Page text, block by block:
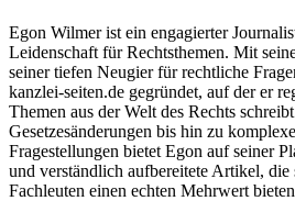
Egon Wilmer ist ein engagierter
Leidenschaft für Rechtsthemen. Mit
seiner tiefen Neugier für rechtliche
kanzlei-seiten.de gegründet, auf der er
Themen aus der Welt des Rechts
Gesetzesänderungen bis hin zu
Fragestellungen bietet Egon auf seiner
und verständlich aufbereitete Artikel,
Fachleuten einen echten Mehrwert